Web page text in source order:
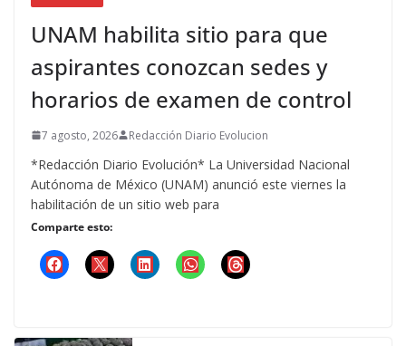
UNAM habilita sitio para que
aspirantes conozcan sedes y
horarios de examen de control
7 agosto, 2026 Redacción Diario Evolucion
*Redacción Diario Evolución* La Universidad Nacional
Autónoma de México (UNAM) anunció este viernes la
habilitación de un sitio web para
Comparte esto: